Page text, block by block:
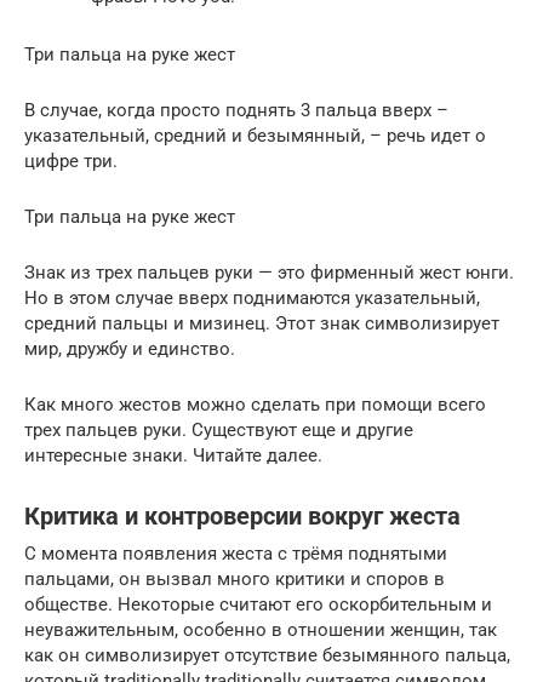
Три пальца на руке жест
В случае, когда просто поднять 3 пальца вверх –
указательный, средний и безымянный, – речь идет о
цифре три.
Три пальца на руке жест
Знак из трех пальцев руки — это фирменный жест юнги.
Но в этом случае вверх поднимаются указательный,
средний пальцы и мизинец. Этот знак символизирует
мир, дружбу и единство.
Как много жестов можно сделать при помощи всего
трех пальцев руки. Существуют еще и другие
интересные знаки. Читайте далее.
Критика и контроверсии вокруг жеста
С момента появления жеста с трёмя поднятыми
пальцами, он вызвал много критики и споров в
обществе. Некоторые считают его оскорбительным и
неуважительным, особенно в отношении женщин, так
как он символизирует отсутствие безымянного пальца,